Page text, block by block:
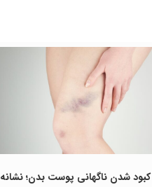
کبود شدن ناگهانی پوست بدن؛ نشانه‌